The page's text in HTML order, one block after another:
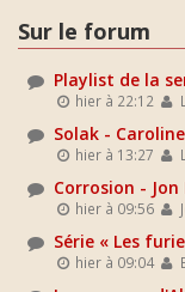
Sur le forum
Playlist de la
hier à 22:12
Solak -
hier à 13:27
Corrosion -
hier à 09:56
Série « Les
hier à 09:04